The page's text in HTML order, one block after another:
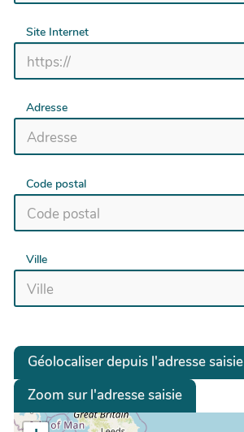
Site Internet
Adresse
Code postal
Ville
Géolocaliser depuis l'adresse saisie
Zoom sur l'adresse saisie